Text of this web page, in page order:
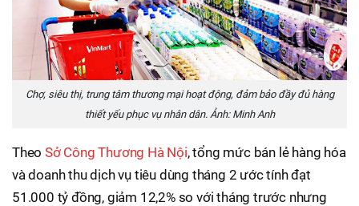
Chợ, siêu thị, trung tâm thương mại hoạt động, đảm bảo đầy đủ hàng
thiết yếu phục vụ nhân dân. Ảnh: Minh Anh
Theo Sở Công Thương Hà Nội, tổng mức bán lẻ hàng hóa
và doanh thu dịch vụ tiêu dùng tháng 2 ước tính đạt
51.000 tỷ đồng, giảm 12,2% so với tháng trước nhưng